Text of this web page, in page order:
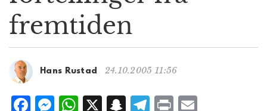
i
n
fremtiden
Hans Rustad 24.10.2005 11:56
F
M W X S
T P